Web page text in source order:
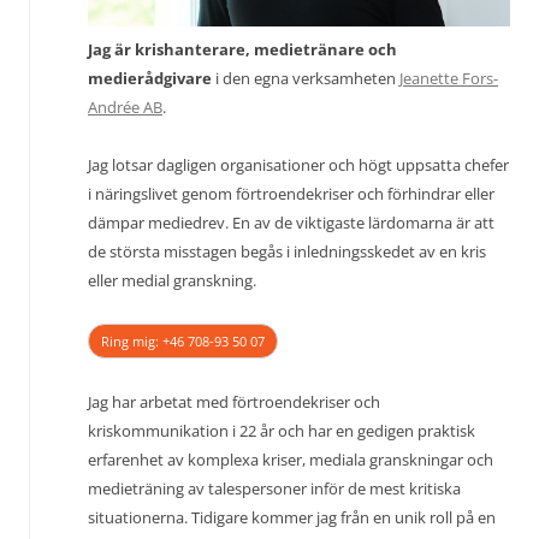
Jag är krishanterare, medietränare och
medierådgivare i den egna verksamheten Jeanette Fors-
Andrée AB.
Jag lotsar dagligen organisationer och högt uppsatta chefer
i näringslivet genom förtroendekriser och förhindrar eller
dämpar mediedrev. En av de viktigaste lärdomarna är att
de största misstagen begås i inledningsskedet av en kris
eller medial granskning.
Ring mig: +46 708-93 50 07
Jag har arbetat med förtroendekriser och
kriskommunikation i 22 år och har en gedigen praktisk
erfarenhet av komplexa kriser, mediala granskningar och
medieträning av talespersoner inför de mest kritiska
situationerna. Tidigare kommer jag från en unik roll på en